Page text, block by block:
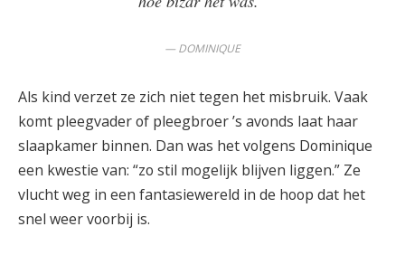
DOMINIQUE
Als kind verzet ze zich niet tegen het misbruik. Vaak
komt pleegvader of pleegbroer ’s avonds laat haar
slaapkamer binnen. Dan was het volgens Dominique
een kwestie van: “zo stil mogelijk blijven liggen.” Ze
vlucht weg in een fantasiewereld in de hoop dat het
snel weer voorbij is.